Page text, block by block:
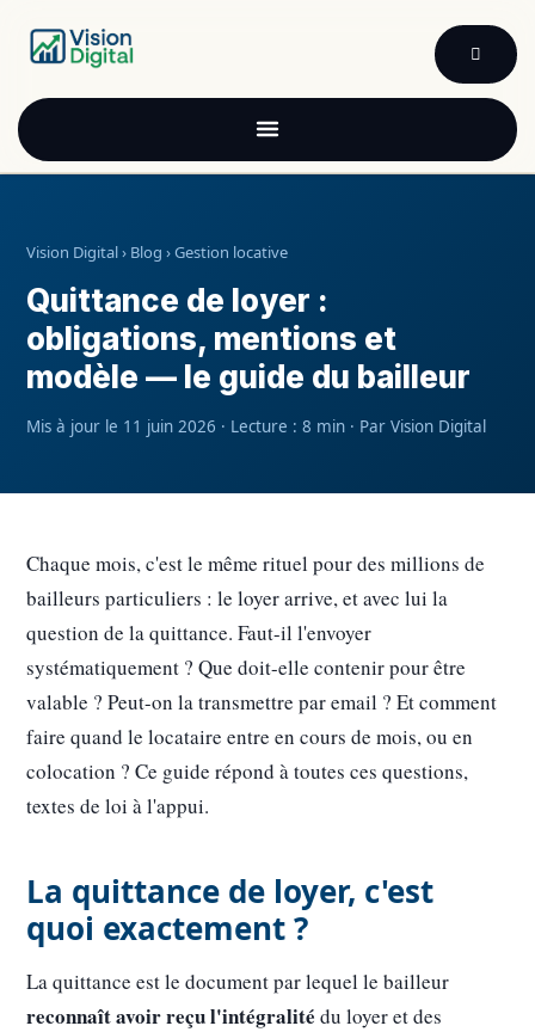
Vision Digital› Blog › Gestion locative
Quittance de loyer :
obligations, mentions et
modèle — le guide du bailleur
Mis à jour le 11 juin 2026 · Lecture : 8 min · Par Vision Digital
Chaque mois, c'est le même rituel pour des millions de
bailleurs particuliers : le loyer arrive, et avec lui la
question de la quittance. Faut-il l'envoyer
systématiquement ? Que doit-elle contenir pour être
valable ? Peut-on la transmettre par email ? Et comment
faire quand le locataire entre en cours de mois, ou en
colocation ? Ce guide répond à toutes ces questions,
textes de loi à l'appui.
La quittance de loyer, c'est
quoi exactement ?
La quittance est le document par lequel le bailleur
reconnaît avoir reçu l'intégralité du loyer et des